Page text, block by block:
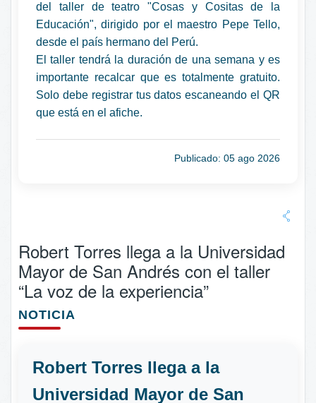
del taller de teatro "Cosas y Cositas de la
Educación", dirigido por el maestro Pepe Tello,
desde el país hermano del Perú.
El taller tendrá la duración de una semana y es
importante recalcar que es totalmente gratuito.
Solo debe registrar tus datos escaneando el QR
que está en el afiche.
Publicado: 05 ago 2026
Robert Torres llega a la Universidad
Mayor de San Andrés con el taller
“La voz de la experiencia”
NOTICIA
Robert Torres llega a la
Universidad Mayor de San